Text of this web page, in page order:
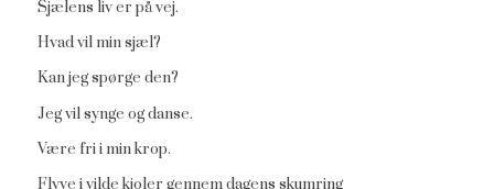
Sjælens liv er på vej.
Hvad vil min sjæl?
Kan jeg spørge den?
Jeg vil synge og danse.
Være fri i min krop.
Flyve i vilde kjoler gennem dagens skumring